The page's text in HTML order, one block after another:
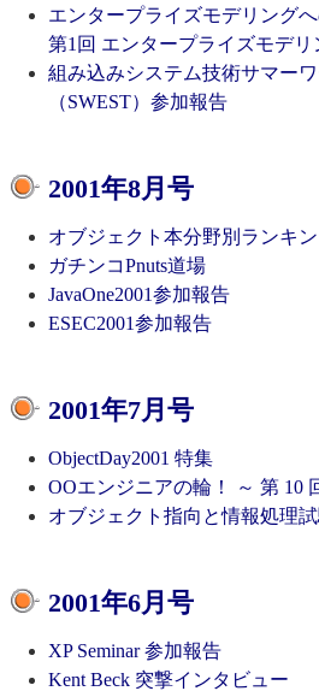
エンタープライズモデリング
第1回 エンタープライズモデリ
組み込みシステム技術サマー
（SWEST）参加報告
2001年8月号
オブジェクト本分野別ランキ
ガチンコPnuts道場
JavaOne2001参加報告
ESEC2001参加報告
2001年7月号
ObjectDay2001 特集
OOエンジニアの輪！ ～ 第 10
オブジェクト指向と情報処理
2001年6月号
XP Seminar 参加報告
Kent Beck 突撃インタビュー